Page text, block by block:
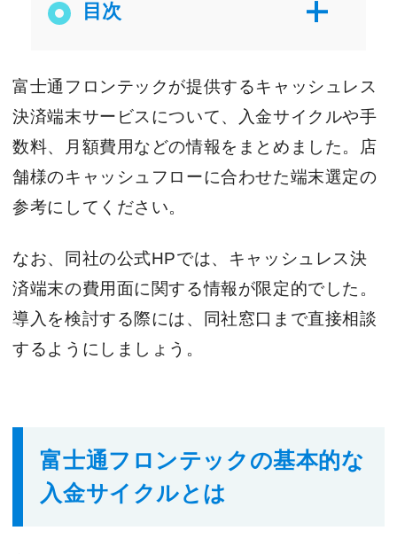
目次
富士通フロンテックが提供するキャッシュレス
決済端末サービスについて、入金サイクルや手
数料、月額費用などの情報をまとめました。店
舗様のキャッシュフローに合わせた端末選定の
参考にしてください。
なお、同社の公式HPでは、キャッシュレス決
済端末の費用面に関する情報が限定的でした。
導入を検討する際には、同社窓口まで直接相談
するようにしましょう。
富士通フロンテックの基本的な
入金サイクルとは